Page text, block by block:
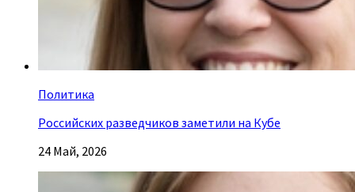
Политика
Российских разведчиков заметили на Кубе
24 Май, 2026